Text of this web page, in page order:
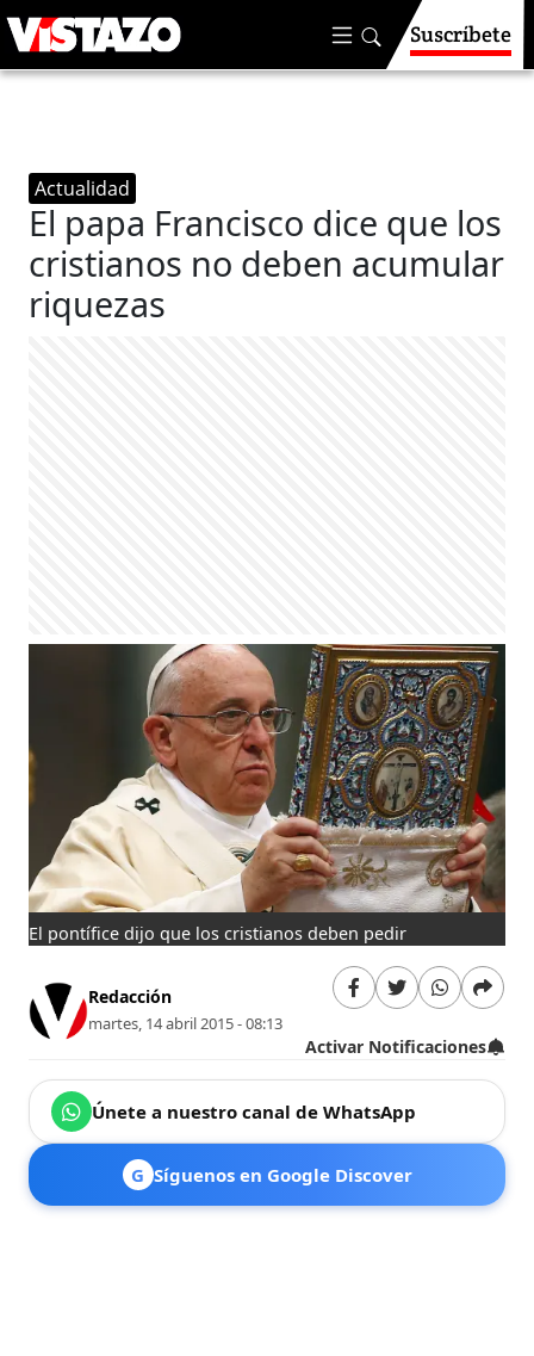
Suscríbete
Actualidad
El papa Francisco dice que los
cristianos no deben acumular
riquezas
El pontífice dijo que los cristianos deben pedir
Redacción
martes, 14 abril 2015 - 08:13
Activar Notificaciones
Únete a nuestro canal de WhatsApp
G Síguenos en Google Discover